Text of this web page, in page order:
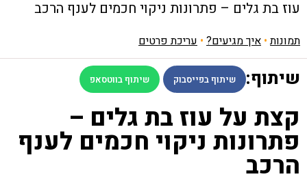
עוז בת גלים – פתרונות ניקוי חכמים לענף הרכב
תמונות• איך מגיעים? • עריכת פרטים
שיתוף: שיתוף בפייסבוק שיתוף בווטסאפ
קצת על עוז בת גלים –
פתרונות ניקוי חכמים לענף
הרכב